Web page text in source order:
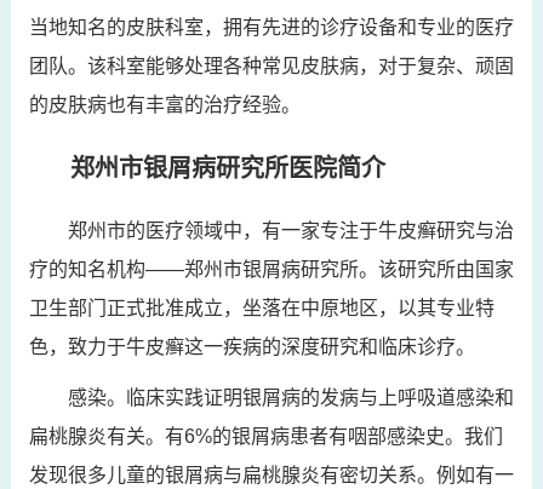
当地知名的皮肤科室，拥有先进的诊疗设备和专业的医疗
团队。该科室能够处理各种常见皮肤病，对于复杂、顽固
的皮肤病也有丰富的治疗经验。
郑州市银屑病研究所医院简介
郑州市的医疗领域中，有一家专注于牛皮癣研究与治
疗的知名机构——郑州市银屑病研究所。该研究所由国家
卫生部门正式批准成立，坐落在中原地区，以其专业特
色，致力于牛皮癣这一疾病的深度研究和临床诊疗。
感染。临床实践证明银屑病的发病与上呼吸道感染和
扁桃腺炎有关。有6%的银屑病患者有咽部感染史。我们
发现很多儿童的银屑病与扁桃腺炎有密切关系。例如有一